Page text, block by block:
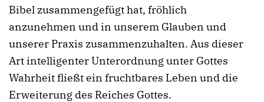
Bibel zusammengefügt hat, fröhlich
anzunehmen und in unserem Glauben und
unserer Praxis zusammenzuhalten. Aus dieser
Art intelligenter Unterordnung unter Gottes
Wahrheit fließt ein fruchtbares Leben und die
Erweiterung des Reiches Gottes.